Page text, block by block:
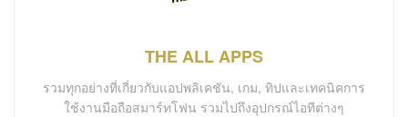
THE ALL APPS
รวมทุกอย่างที่เกี่ยวกับแอปพลิเคชัน, เกม, ทิปและเทคนิคการ
ใช้งานมือถือสมาร์ทโฟน รวมไปถึงอุปกรณ์ไอทีต่างๆ